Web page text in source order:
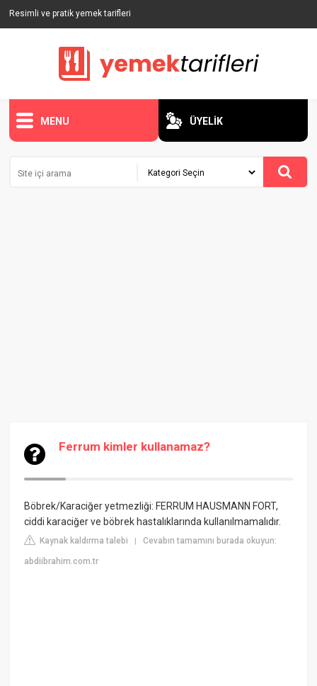
Resimli ve pratik yemek tarifleri
MENU ÜYELİK
Ferrum kimler kullanamaz?
Böbrek/Karaciğer yetmezliği: FERRUM HAUSMANN FORT,
ciddi karaciğer ve böbrek hastalıklarında kullanılmamalıdır.
Kaynak kaldırma talebi |Cevabın tamamını burada okuyun:
abdiibrahim.com.tr